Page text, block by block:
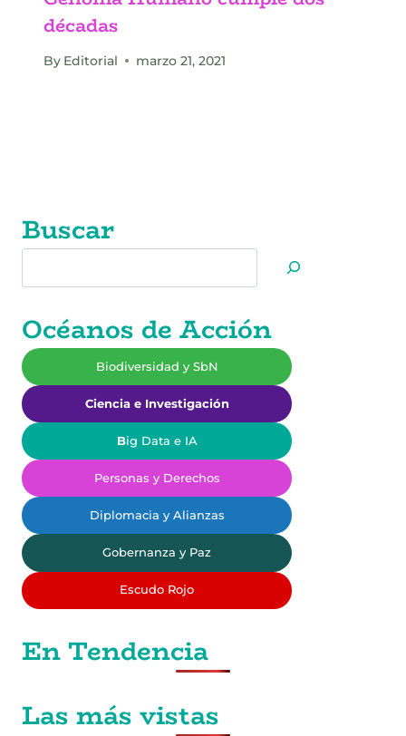
décadas
By Editorial marzo 21, 2021
Buscar
Océanos de Acción
Biodiversidad y SbN
Ciencia e Investigación
Big Data e IA
Personas y Derechos
Diplomacia y Alianzas
Gobernanza y Paz
Escudo Rojo
En Tendencia
Las más vistas